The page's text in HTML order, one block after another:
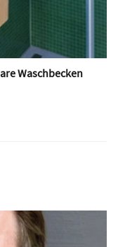
Waschbecken